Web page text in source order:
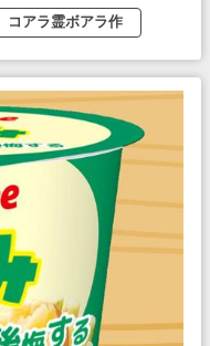
コアラ霊ボアラ作